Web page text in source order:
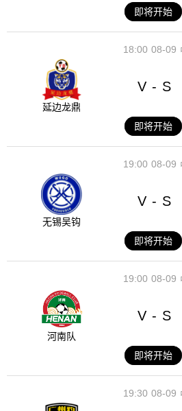
即将开始
08-09
18:00
延边龙鼎
V - S
即将开始
08-09
19:00
无锡吴钩
V - S
即将开始
08-09
19:00
河南队
V - S
即将开始
08-09
19:30